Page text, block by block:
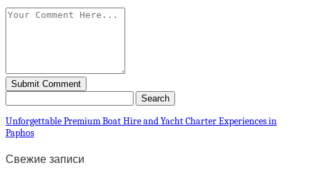
Unforgettable Premium Boat Hire and Yacht Charter Experiences in
Paphos
Свежие записи